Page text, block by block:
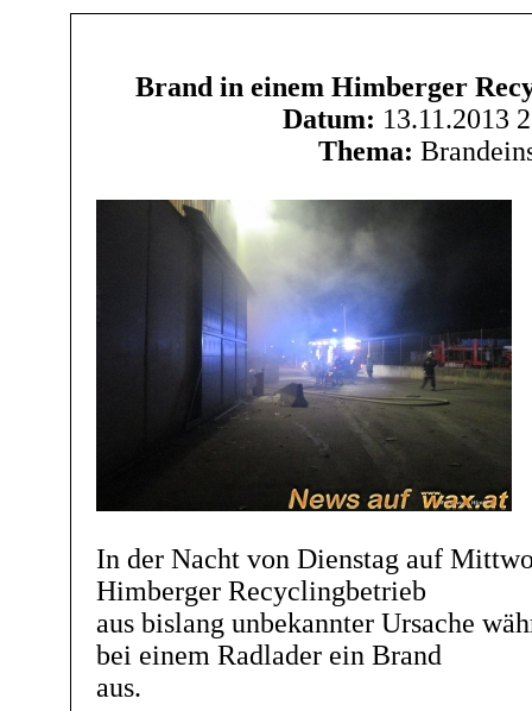
Brand in einem Himberger
Datum: 13.11.2013
Thema:
In der Nacht von Dienstag auf
Himberger Recyclingbetrieb
aus bislang unbekannter Ursache
bei einem Radlader ein Brand
aus.